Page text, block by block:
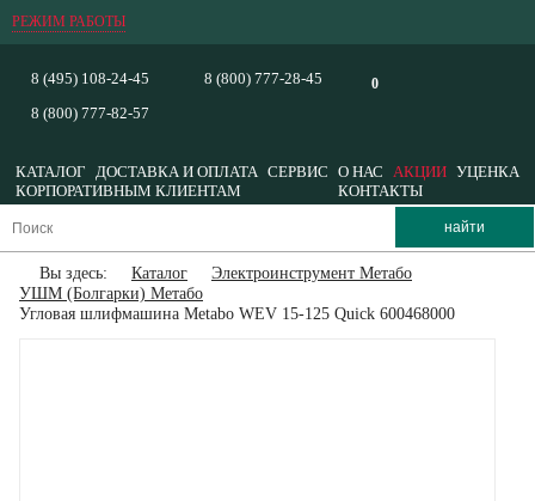
РЕЖИМ РАБОТЫ
0
8 (495) 108-24-45
8 (800) 777-82-57
8 (800) 777-28-45
КАТАЛОГ ДОСТАВКА И ОПЛАТА СЕРВИС О НАС АКЦИИ УЦЕНКА
КОРПОРАТИВНЫМ КЛИЕНТАМ
КОНТАКТЫ
Вы здесь: Каталог
Электроинструмент Метабо
УШМ (Болгарки) Метабо
Угловая шлифмашина Metabo WEV 15-125 Quick 600468000